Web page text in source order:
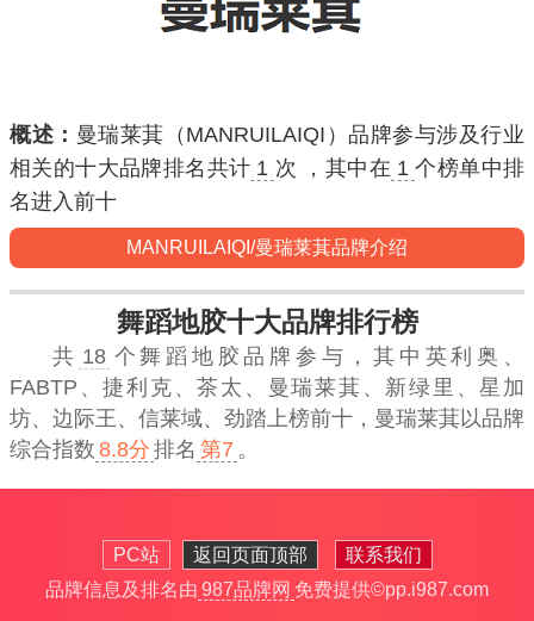
概述： 曼瑞莱萁（MANRUILAIQI）品牌参与涉及行业
相关的十大品牌排名共计 1 次 ，其中在 1 个榜单中排
名进入前十
MANRUILAIQI/曼瑞莱萁品牌介绍
舞蹈地胶十大品牌排行榜
共 18 个舞蹈地胶品牌参与，其中英利奥、
FABTP、捷利克、茶太、曼瑞莱萁、新绿里、星加
坊、边际王、信莱域、劲踏上榜前十， 曼瑞莱萁以品牌
综合指数 8.8分 排名 第7 。
PC站 返回页面顶部
联系我们
品牌信息及排名由 987品牌网 免费提供©pp.i987.com